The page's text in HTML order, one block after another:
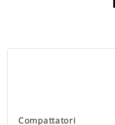
Compattatori